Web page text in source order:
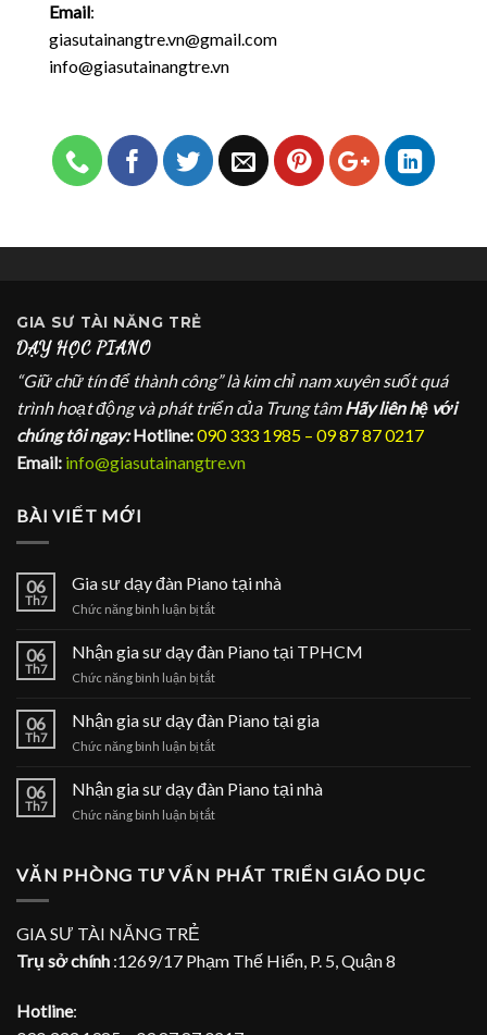
Email:
giasutainangtre.vn@gmail.com
info@giasutainangtre.vn
GIA SƯ TÀI NĂNG TRẺ
DẠY HỌC PIANO
“Giữ chữ tín để thành công” là kim chỉ nam xuyên suốt quá
trình hoạt động và phát triển của Trung tâm Hãy liên hệ với
chúng tôi ngay: Hotline:090 333 1985 – 09 87 87 0217
Email: info@giasutainangtre.vn
BÀI VIẾT MỚI
06
Th7
Gia sư dạy đàn Piano tại nhà
Chức năng bình luận bị tắtở
dạy
đàn
tại
06
Th7
Nhận gia sư dạy đàn Piano tại TPHCM
Chức năng bình luận bị tắtở
gia
sư
dạy
Piano
TPHCM
06
Th7
Nhận gia sư dạy đàn Piano tại gia
Chức năng bình luận bị tắtở
gia
sư
dạy
tại
06
Th7
Nhận gia sư dạy đàn Piano tại nhà
Chức năng bình luận bị tắtở
sư
nhà
VĂN PHÒNG TƯ VẤN PHÁT TRIỂN GIÁO DỤC
GIA SƯ TÀI NĂNG TRẺ
Trụ sở chính :1269/17 Phạm Thế Hiển, P. 5, Quận 8
Hotline: